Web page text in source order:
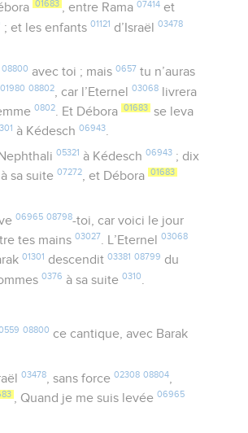
01683 , entre Rama 07414et
; et les enfants01121 d’Israël03478
08800 avec toi ; mais 0657 tu n’auras
01980 08802 , car l’Eternel03068 livrera
0802. Et Débora 01683 se leva
à Kédesch06943.
05321 à Kédesch 06943; dix
à sa suite07272, et Débora 01683
06965 08798-toi, car voici le jour
tes mains03027. L’Eternel03068
01301 descendit03381 08799 du
0376 à sa suite0310
08800 ce cantique, avec Barak
03478, sans force 02308 08804,
, Quand je me suis levée06965